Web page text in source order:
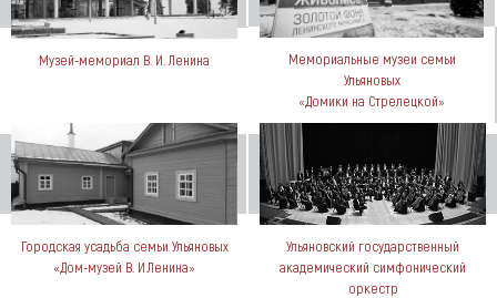
Музей-мемориал В. И. Ленина
Мемориальные музеи семьи
Ульяновых
«Домики на Стрелецкой»
Городская усадьба семьи Ульяновых
«Дом-музей В. И.Ленина»
Ульяновский государственный
академический симфонический
оркестр